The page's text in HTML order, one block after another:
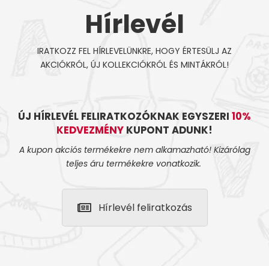
Hírlevél
IRATKOZZ FEL HÍRLEVELÜNKRE, HOGY ÉRTESÜLJ AZ
AKCIÓKRÓL, ÚJ KOLLEKCIÓKRÓL ÉS MINTÁKRÓL!
ÚJ HÍRLEVÉL FELIRATKOZÓKNAK EGYSZERI 10%
KEDVEZMÉNY KUPONT ADUNK!
A kupon akciós termékekre nem alkamazható! Kizárólag
teljes áru termékekre vonatkozik.
Hírlevél feliratkozás